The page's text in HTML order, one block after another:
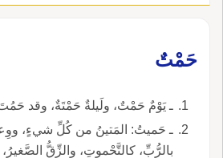
حَمْتٌ
ـ يَوْمٌ حَمْتٌ، ولَيلةٌ حَمْتَةٌ، وقد
ـ حَميتُ: المَتينُ من كُلِّ شيءٍ،
بالرُّبِّ، كالتَّحْموتِ، والزِّقُّ